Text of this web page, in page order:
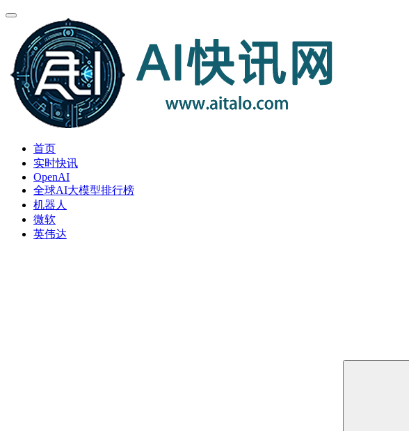
首页
实时快讯
OpenAI
全球AI大模型排行榜
机器人
微软
英伟达